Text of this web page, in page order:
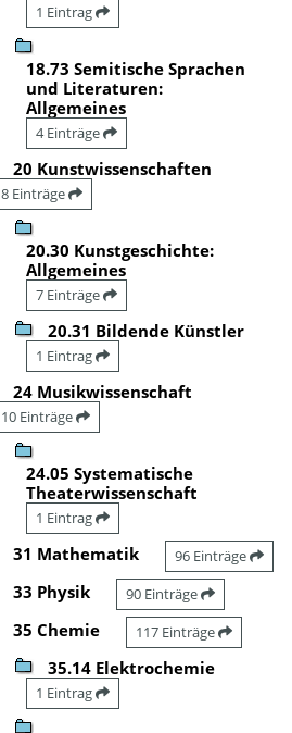
1 Eintrag
18.73 Semitische Sprachen
und Literaturen:
Allgemeines
4 Einträge
20 Kunstwissenschaften
8 Einträge
20.30 Kunstgeschichte:
Allgemeines
7 Einträge
20.31 Bildende Künstler
1 Eintrag
24 Musikwissenschaft
10 Einträge
24.05 Systematische
Theaterwissenschaft
1 Eintrag
31 Mathematik 96 Einträge
33 Physik 90 Einträge
35 Chemie 117 Einträge
35.14 Elektrochemie
1 Eintrag